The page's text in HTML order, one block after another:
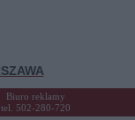
Biuro reklamy
tel. 502-280-720